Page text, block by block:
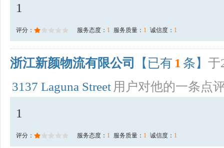
1
评分： 服务态度： 1 服务质量： 1 诚信度： 1
浙江新颜物流有限公司 【已有 1 条】 于
3137 Laguna Street 用户对他的一条点
1
评分： 服务态度： 1 服务质量： 1 诚信度： 1